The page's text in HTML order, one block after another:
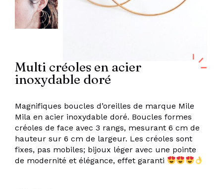
Multi créoles en acier
inoxydable doré
Magnifiques boucles d’oreilles de marque Mile
Mila en acier inoxydable doré. Boucles formes
créoles de face avec 3 rangs, mesurant 6 cm de
hauteur sur 6 cm de largeur. Les créoles sont
fixes, pas mobiles; bijoux léger avec une pointe
de modernité et élégance, effet garanti